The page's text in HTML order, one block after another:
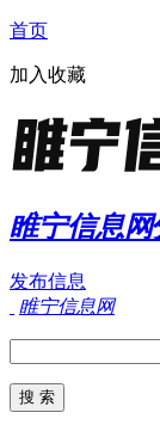
首页
加入收藏
睢宁信息网
发布信息
睢宁信息网